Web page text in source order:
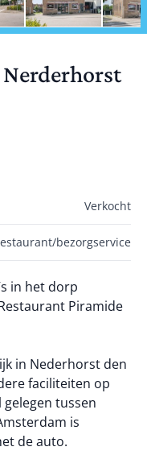
Verkocht
bezorgservice
in het dorp
Piramide
in Nederhorst den
faciliteiten op
tussen
is
de auto.